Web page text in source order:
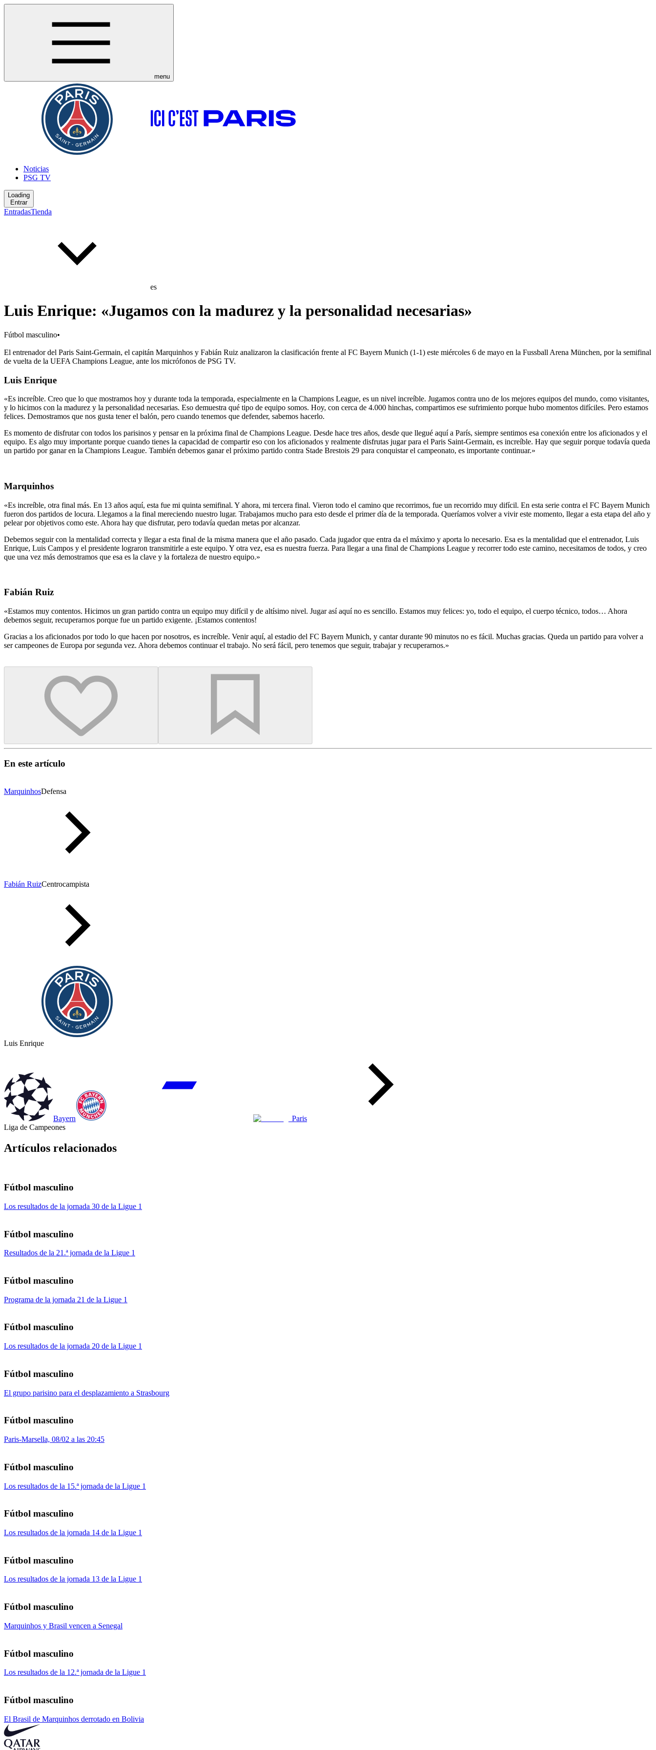
menu
Noticias
PSG TV
Loading
Entrar
EntradasTienda
es
Luis Enrique: «Jugamos con la madurez y la personalidad necesarias»
Fútbol masculino•
El entrenador del Paris Saint-Germain, el capitán Marquinhos y Fabián Ruiz analizaron la clasificación frente al FC Bayern Munich (1-1) este miércoles 6 de mayo en la Fussball Arena München, por la semifinal
de vuelta de la UEFA Champions League, ante los micrófonos de PSG TV.
Luis Enrique
«Es increíble. Creo que lo que mostramos hoy y durante toda la temporada, especialmente en la Champions League, es un nivel increíble. Jugamos contra uno de los mejores equipos del mundo, como visitantes,
y lo hicimos con la madurez y la personalidad necesarias. Eso demuestra qué tipo de equipo somos. Hoy, con cerca de 4.000 hinchas, compartimos ese sufrimiento porque hubo momentos difíciles. Pero estamos
felices. Demostramos que nos gusta tener el balón, pero cuando tenemos que defender, sabemos hacerlo.
Es momento de disfrutar con todos los parisinos y pensar en la próxima final de Champions League. Desde hace tres años, desde que llegué aquí a París, siempre sentimos esa conexión entre los aficionados y el
equipo. Es algo muy importante porque cuando tienes la capacidad de compartir eso con los aficionados y realmente disfrutas jugar para el Paris Saint-Germain, es increíble. Hay que seguir porque todavía queda
un partido por ganar en la Champions League. También debemos ganar el próximo partido contra Stade Brestois 29 para conquistar el campeonato, es importante continuar.»
Marquinhos
«Es increíble, otra final más. En 13 años aquí, esta fue mi quinta semifinal. Y ahora, mi tercera final. Vieron todo el camino que recorrimos, fue un recorrido muy difícil. En esta serie contra el FC Bayern Munich
fueron dos partidos de locura. Llegamos a la final mereciendo nuestro lugar. Trabajamos mucho para esto desde el primer día de la temporada. Queríamos volver a vivir este momento, llegar a esta etapa del año y
pelear por objetivos como este. Ahora hay que disfrutar, pero todavía quedan metas por alcanzar.
Debemos seguir con la mentalidad correcta y llegar a esta final de la misma manera que el año pasado. Cada jugador que entra da el máximo y aporta lo necesario. Esa es la mentalidad que el entrenador, Luis
Enrique, Luis Campos y el presidente lograron transmitirle a este equipo. Y otra vez, esa es nuestra fuerza. Para llegar a una final de Champions League y recorrer todo este camino, necesitamos de todos, y creo
que una vez más demostramos que esa es la clave y la fortaleza de nuestro equipo.»
Fabián Ruiz
«Estamos muy contentos. Hicimos un gran partido contra un equipo muy difícil y de altísimo nivel. Jugar así aquí no es sencillo. Estamos muy felices: yo, todo el equipo, el cuerpo técnico, todos… Ahora
debemos seguir, recuperarnos porque fue un partido exigente. ¡Estamos contentos!
Gracias a los aficionados por todo lo que hacen por nosotros, es increíble. Venir aquí, al estadio del FC Bayern Munich, y cantar durante 90 minutos no es fácil. Muchas gracias. Queda un partido para volver a
ser campeones de Europa por segunda vez. Ahora debemos continuar el trabajo. No será fácil, pero tenemos que seguir, trabajar y recuperarnos.»
En este artículo
MarquinhosDefensa
Fabián RuizCentrocampista
Luis Enrique
Bayern
Paris
Liga de Campeones
Artículos relacionados
Fútbol masculino
Los resultados de la jornada 30 de la Ligue 1
Fútbol masculino
Resultados de la 21.ª jornada de la Ligue 1
Fútbol masculino
Programa de la jornada 21 de la Ligue 1
Fútbol masculino
Los resultados de la jornada 20 de la Ligue 1
Fútbol masculino
El grupo parisino para el desplazamiento a Strasbourg
Fútbol masculino
Paris-Marsella, 08/02 a las 20:45
Fútbol masculino
Los resultados de la 15.ª jornada de la Ligue 1
Fútbol masculino
Los resultados de la jornada 14 de la Ligue 1
Fútbol masculino
Los resultados de la jornada 13 de la Ligue 1
Fútbol masculino
Marquinhos y Brasil vencen a Senegal
Fútbol masculino
Los resultados de la 12.ª jornada de la Ligue 1
Fútbol masculino
El Brasil de Marquinhos derrotado en Bolivia